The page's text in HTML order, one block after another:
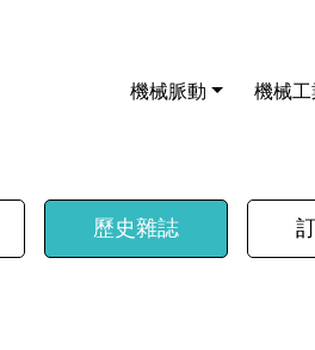
機械脈動 機械
歷史雜誌